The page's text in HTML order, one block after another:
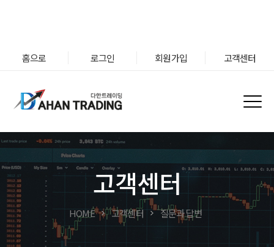
홈으로 로그인 회원가입 고객센터
고객센터
HOME 고객센터 질문과 답변